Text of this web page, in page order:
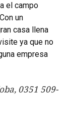
el campo
un
casa llena
ya que no
empresa
0351 509-